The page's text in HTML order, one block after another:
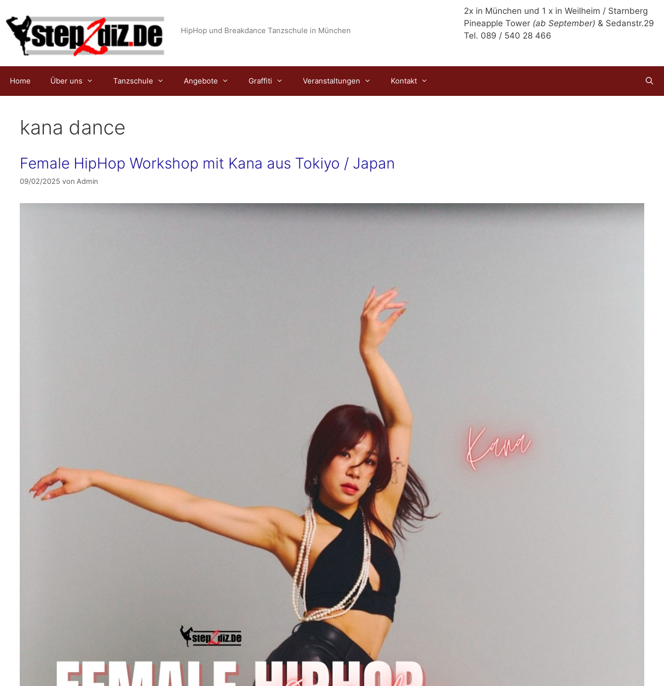
Inhalt
springen
2x in München und 1 x in Weilheim / Starnberg
Pineapple Tower (ab September) & Sedanstr.29
Tel. 089 / 540 28 466
HipHop und Breakdance Tanzschule in München
Home Über uns Tanzschule Angebote Graffiti Veranstaltungen Kontakt
kana dance
Female HipHop Workshop mit Kana aus Tokiyo / Japan
09/02/2025 von Admin